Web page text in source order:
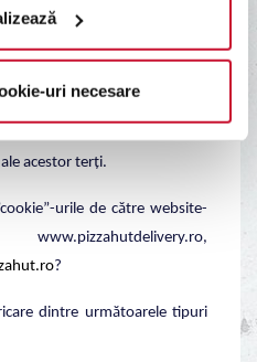
uri necesare
terți înainte de a le oferi
încearcă pe cât posibil să
acestor terți.
urile de către website-
?
dintre următoarele tipuri